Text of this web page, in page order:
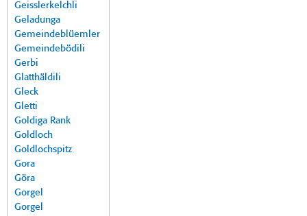
Geisslerkelchli
Geladunga
Gemeindeblüemler
Gemeindebödili
Gerbi
Glatthäldili
Gleck
Gletti
Goldiga Rank
Goldloch
Goldlochspitz
Gora
Göra
Gorgel
Gorgel